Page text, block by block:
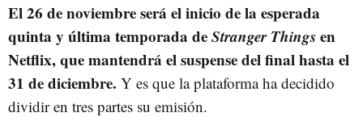
El 26 de noviembre será el inicio de la esperada
quinta y última temporada deStranger Thingsen
Netflix, que mantendrá el suspense del final hasta el
31 de diciembre. Y es que la plataforma ha decidido
dividir en tres partes su emisión.